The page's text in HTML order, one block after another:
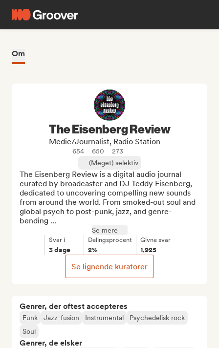
Om
Genrer, der oftest accepteres
Funk Jazz-fusion Instrumental
Psychedelisk rock
Soul
Genrer, de elsker
The Eisenberg Review
Medie/journalist, Radio Station
654 650
273
(Meget) selektiv
The Eisenberg Review is a digital audio journal
curated by broadcaster and DJ Teddy Eisenberg,
dedicated to uncovering compelling new sounds
from around the world. From smoked-out soul and
global psych to post-punk, jazz, and genre-
bending ...
Se mere
Svar i
3 dage
Delingsprocent
2%
Givne svar
1,925
Se lignende kuratorer